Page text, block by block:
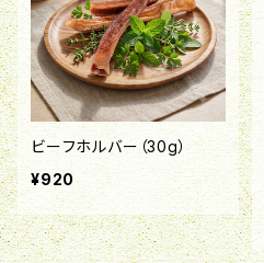
ビーフホルバー（30g）
¥920